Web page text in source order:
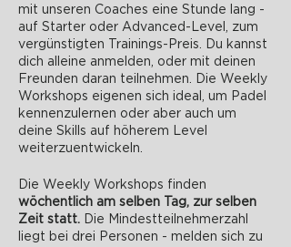
mit unseren Coaches eine Stunde lang -
auf Starter oder Advanced-Level, zum
vergünstigten Trainings-Preis. Du kannst
dich alleine anmelden, oder mit deinen
Freunden daran teilnehmen. Die Weekly
Workshops eigenen sich ideal, um Padel
kennenzulernen oder aber auch um
deine Skills auf höherem Level
weiterzuentwickeln.
Die Weekly Workshops finden
wöchentlich am selben Tag, zur selben
Zeit statt. Die Mindestteilnehmerzahl
liegt bei drei Personen - melden sich zu